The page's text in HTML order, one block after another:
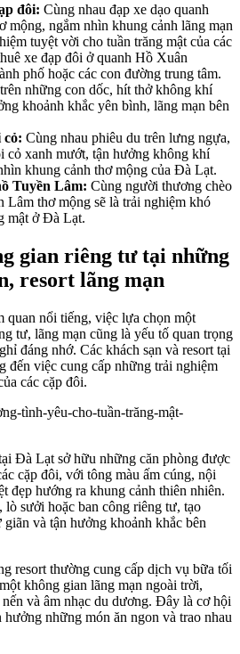
đôi: Cùng nhau đạp xe dạo quanh
mộng, ngắm nhìn khung cảnh lãng mạn
tuyệt vời cho tuần trăng mật của các
xe đạp đôi ở quanh Hồ Xuân
phố hoặc các con đường trung tâm.
những con dốc, hít thở không khí
khoảnh khắc yên bình, lãng mạn bên
cỏ: Cùng nhau phiêu du trên lưng ngựa,
cỏ xanh mướt, tận hưởng không khí
khung cảnh thơ mộng của Đà Lạt.
Tuyền Lâm: Cùng người thương chèo
Lâm thơ mộng sẽ là trải nghiệm khó
mật ở Đà Lạt.
gian riêng tư tại những
resort lãng mạn
quan nổi tiếng, việc lựa chọn một
tư, lãng mạn cũng là yếu tố quan trọng
đáng nhớ. Các khách sạn và resort tại
đến việc cung cấp những trải nghiệm
các cặp đôi.
Đà Lạt sở hữu những căn phòng được
cặp đôi, với tông màu ấm cúng, nội
đẹp hướng ra khung cảnh thiên nhiên.
sưởi hoặc ban công riêng tư, tạo
và tận hưởng khoảnh khắc bên
resort thường cung cấp dịch vụ bữa tối
không gian lãng mạn ngoài trời,
và âm nhạc du dương. Đây là cơ hội
những món ăn ngon và trao nhau